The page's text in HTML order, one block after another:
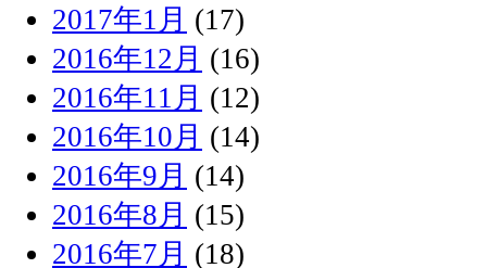
2017年1月 (17)
2016年12月 (16)
2016年11月 (12)
2016年10月 (14)
2016年9月 (14)
2016年8月 (15)
2016年7月 (18)